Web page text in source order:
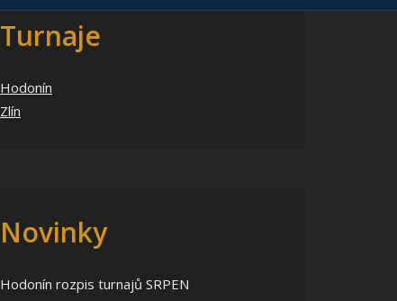
Turnaje
Hodonín
Zlín
Novinky
Hodonín rozpis turnajů SRPEN